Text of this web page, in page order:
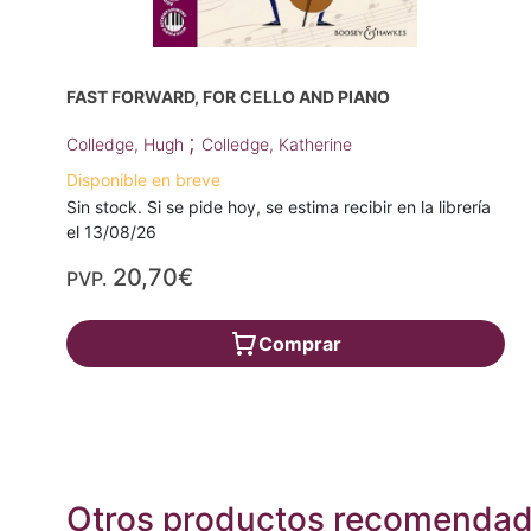
FAST FORWARD, FOR CELLO AND PIANO
Colledge, Hugh ; Colledge, Katherine
Disponible en breve
Sin stock. Si se pide hoy, se estima recibir en la librería
el 13/08/26
PVP. 20,70€
Comprar
Otros productos